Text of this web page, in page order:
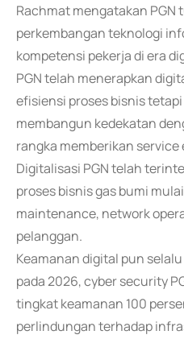
Rachmat mengatakan
perkembangan teknologi
kompetensi pekerja di era
PGN telah menerapkan
efisiensi proses bisnis
membangun kedekatan
rangka memberikan service
Digitalisasi PGN telah
proses bisnis gas bumi
maintenance, network
pelanggan.
Keamanan digital pun
pada 2026, cyber security
tingkat keamanan 100
perlindungan terhadap